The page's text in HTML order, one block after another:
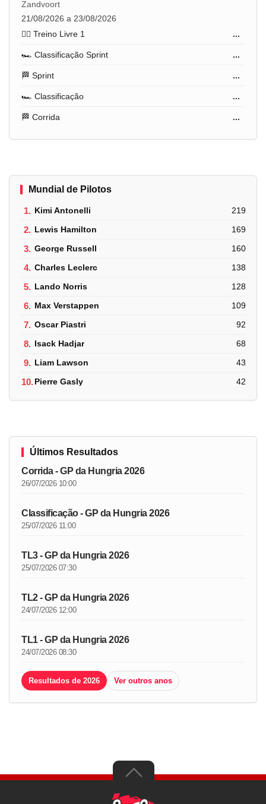
Zandvoort
21/08/2026 a 23/08/2026
🏋️‍♂️ Treino Livre 1
...
🏎️ Classificação Sprint ...
🏁 Sprint ...
🏎️ Classificação ...
🏁 Corrida ...
Mundial de Pilotos
1. Kimi Antonelli 219
2. Lewis Hamilton 169
3. George Russell 160
4. Charles Leclerc 138
5. Lando Norris 128
6. Max Verstappen 109
7. Oscar Piastri 92
8. Isack Hadjar 68
9. Liam Lawson 43
10.Pierre Gasly 42
Últimos Resultados
Corrida - GP da Hungria 2026
26/07/2026 10:00
Classificação - GP da Hungria 2026
25/07/2026 11:00
TL3 - GP da Hungria 2026
25/07/2026 07:30
TL2 - GP da Hungria 2026
24/07/2026 12:00
TL1 - GP da Hungria 2026
24/07/2026 08:30
Resultados de 2026 Ver outros anos